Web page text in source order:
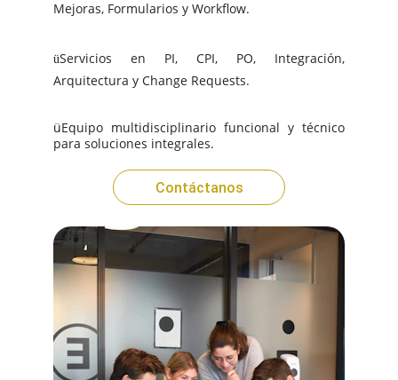
Mejoras, Formularios y Workflow.
üServicios en PI, CPI, PO, Integración,
Arquitectura y Change Requests.
üEquipo multidisciplinario funcional y técnico
para soluciones integrales.
Contáctanos